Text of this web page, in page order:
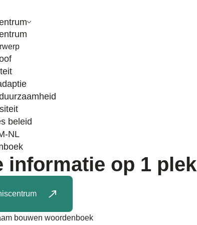
beleid
NL
informatie op 1 plek